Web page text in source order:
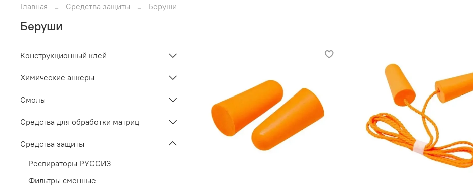
Главная Средства защиты Беруши
Беруши
Конструкционный клей
Химические анкеры
Смолы
Средства для обработки матриц
Средства защиты
Респираторы РУССИЗ
Фильтры сменные